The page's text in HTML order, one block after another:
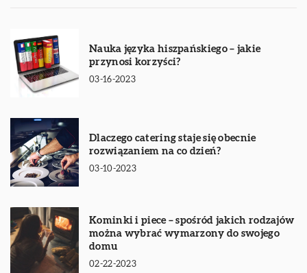
Nauka języka hiszpańskiego – jakie
przynosi korzyści?
03-16-2023
Dlaczego catering staje się obecnie
rozwiązaniem na co dzień?
03-10-2023
Kominki i piece – spośród jakich rodzajów
można wybrać wymarzony do swojego
domu
02-22-2023